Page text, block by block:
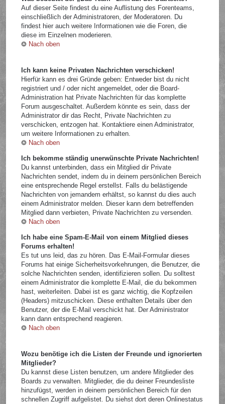
Auf dieser Seite findest du eine Auflistung des Forenteams,
einschließlich der Administratoren, der Moderatoren. Du
findest hier auch weitere Informationen wie die Foren, die
diese im Einzelnen moderieren.
Nach oben
Ich kann keine Privaten Nachrichten verschicken!
Hierfür kann es drei Gründe geben: Entweder bist du nicht
registriert und / oder nicht angemeldet, oder die Board-
Administration hat Private Nachrichten für das komplette
Forum ausgeschaltet. Außerdem könnte es sein, dass der
Administrator dir das Recht, Private Nachrichten zu
verschicken, entzogen hat. Kontaktiere einen Administrator,
um weitere Informationen zu erhalten.
Nach oben
Ich bekomme ständig unerwünschte Private Nachrichten!
Du kannst unterbinden, dass ein Mitglied dir Private
Nachrichten sendet, indem du in deinem persönlichen Bereich
eine entsprechende Regel erstellst. Falls du belästigende
Nachrichten von jemandem erhältst, so kannst du dies auch
einem Administrator melden. Dieser kann dem betreffenden
Mitglied dann verbieten, Private Nachrichten zu versenden.
Nach oben
Ich habe eine Spam-E-Mail von einem Mitglied dieses
Forums erhalten!
Es tut uns leid, das zu hören. Das E-Mail-Formular dieses
Forums hat einige Sicherheitsvorkehrungen, die Benutzer, die
solche Nachrichten senden, identifizieren sollen. Du solltest
einem Administrator die komplette E-Mail, die du bekommen
hast, weiterleiten. Dabei ist es ganz wichtig, die Kopfzeilen
(Headers) mitzuschicken. Diese enthalten Details über den
Benutzer, der die E-Mail verschickt hat. Der Administrator
kann dann entsprechend reagieren.
Nach oben
Wozu benötige ich die Listen der Freunde und ignorierten
Mitglieder?
Du kannst diese Listen benutzen, um andere Mitglieder des
Boards zu verwalten. Mitglieder, die du deiner Freundesliste
hinzufügst, werden in deinem persönlichen Bereich für den
schnellen Zugriff aufgelistet. Du siehst dort deren Onlinestatus